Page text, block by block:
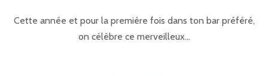
Cette année et pour la première fois dans ton bar préféré,
on célèbre ce merveilleux...